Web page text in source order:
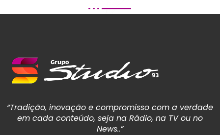
“Tradição, inovação e compromisso com a verdade
em cada conteúdo, seja na Rádio, na TV ou no
News..”